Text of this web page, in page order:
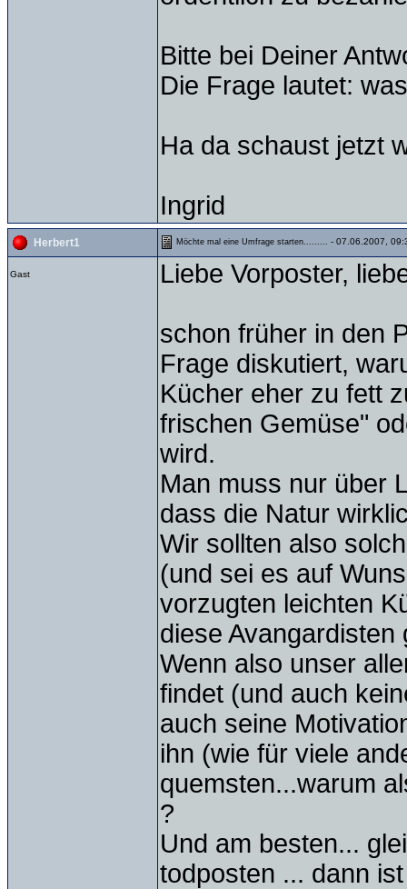
Bitte bei Deiner
Die Frage lautet:
Ha da schaust jetzt
Ingrid
Herbert1 Möchte mal eine Umfrage starten......... - 07.06.2007,
Gast Liebe Vorposter,
schon früher in den
Frage diskutiert,
Kücher eher zu fett
frischen Gemüse"
wird.
Man muss nur über
dass die Natur
Wir sollten also
(und sei es auf
vorzugten leichten
diese
Wenn also unser
findet (und auch
auch seine
ihn (wie für viele
quemsten...warum
?
Und am besten...
todposten ... dann